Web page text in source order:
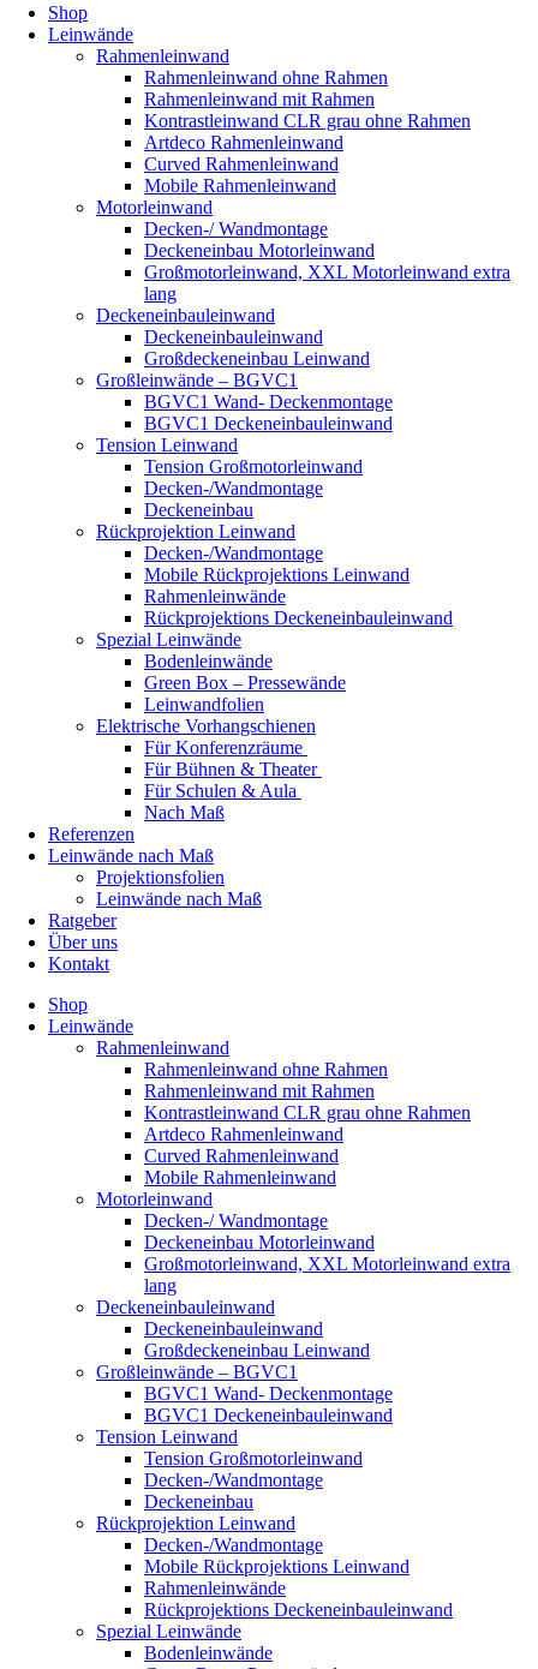
Shop
Leinwände
Rahmenleinwand
Rahmenleinwand ohne Rahmen
Rahmenleinwand mit Rahmen
Kontrastleinwand CLR grau ohne Rahmen
Artdeco Rahmenleinwand
Curved Rahmenleinwand
Mobile Rahmenleinwand
Motorleinwand
Decken-/ Wandmontage
Deckeneinbau Motorleinwand
Großmotorleinwand, XXL Motorleinwand extra
lang
Deckeneinbauleinwand
Deckeneinbauleinwand
Großdeckeneinbau Leinwand
Großleinwände – BGVC1
BGVC1 Wand- Deckenmontage
BGVC1 Deckeneinbauleinwand
Tension Leinwand
Tension Großmotorleinwand
Decken-/Wandmontage
Deckeneinbau
Rückprojektion Leinwand
Decken-/Wandmontage
Mobile Rückprojektions Leinwand
Rahmenleinwände
Rückprojektions Deckeneinbauleinwand
Spezial Leinwände
Bodenleinwände
Green Box – Pressewände
Leinwandfolien
Elektrische Vorhangschienen
Für Konferenzräume
Für Bühnen & Theater
Für Schulen & Aula
Nach Maß
Referenzen
Leinwände nach Maß
Projektionsfolien
Leinwände nach Maß
Ratgeber
Über uns
Kontakt
Shop
Leinwände
Rahmenleinwand
Rahmenleinwand ohne Rahmen
Rahmenleinwand mit Rahmen
Kontrastleinwand CLR grau ohne Rahmen
Artdeco Rahmenleinwand
Curved Rahmenleinwand
Mobile Rahmenleinwand
Motorleinwand
Decken-/ Wandmontage
Deckeneinbau Motorleinwand
Großmotorleinwand, XXL Motorleinwand extra
lang
Deckeneinbauleinwand
Deckeneinbauleinwand
Großdeckeneinbau Leinwand
Großleinwände – BGVC1
BGVC1 Wand- Deckenmontage
BGVC1 Deckeneinbauleinwand
Tension Leinwand
Tension Großmotorleinwand
Decken-/Wandmontage
Deckeneinbau
Rückprojektion Leinwand
Decken-/Wandmontage
Mobile Rückprojektions Leinwand
Rahmenleinwände
Rückprojektions Deckeneinbauleinwand
Spezial Leinwände
Bodenleinwände